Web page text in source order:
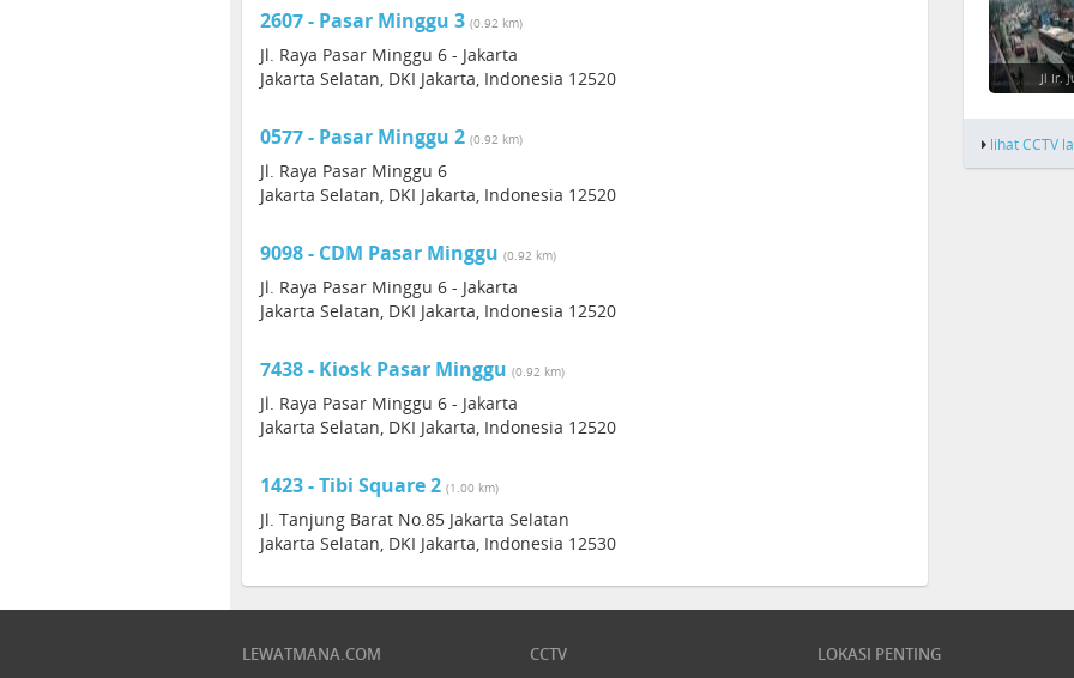
2607 - Pasar Minggu 3 (0.92 km)
Jl. Raya Pasar Minggu 6 - Jakarta
Jakarta Selatan, DKI Jakarta, Indonesia 12520
0577 - Pasar Minggu 2 (0.92 km)
Jl. Raya Pasar Minggu 6
Jakarta Selatan, DKI Jakarta, Indonesia 12520
9098 - CDM Pasar Minggu (0.92 km)
Jl. Raya Pasar Minggu 6 - Jakarta
Jakarta Selatan, DKI Jakarta, Indonesia 12520
7438 - Kiosk Pasar Minggu (0.92 km)
Jl. Raya Pasar Minggu 6 - Jakarta
Jakarta Selatan, DKI Jakarta, Indonesia 12520
1423 - Tibi Square 2 (1.00 km)
Jl. Tanjung Barat No.85 Jakarta Selatan
Jakarta Selatan, DKI Jakarta, Indonesia 12530
Jl Ir.
lihat CCTV
LEWATMANA.COM CCTV LOKASI PENTING